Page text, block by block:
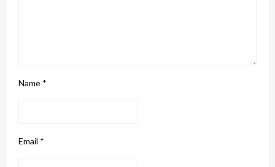
Name *
Email *